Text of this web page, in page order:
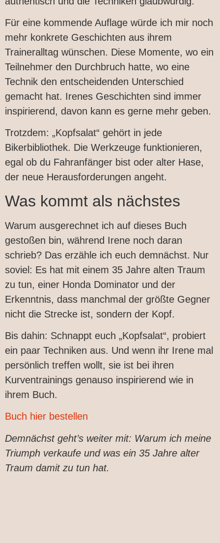
Für eine kommende Auflage würde ich mir noch
mehr konkrete Geschichten aus ihrem
Traineralltag wünschen. Diese Momente, wo ein
Teilnehmer den Durchbruch hatte, wo eine
Technik den entscheidenden Unterschied
gemacht hat. Irenes Geschichten sind immer
inspirierend, davon kann es gerne mehr geben.
Trotzdem: „Kopfsalat“ gehört in jede
Bikerbibliothek. Die Werkzeuge funktionieren,
egal ob du Fahranfänger bist oder alter Hase,
der neue Herausforderungen angeht.
Was kommt als nächstes
Warum ausgerechnet ich auf dieses Buch
gestoßen bin, während Irene noch daran
schrieb? Das erzähle ich euch demnächst. Nur
soviel: Es hat mit einem 35 Jahre alten Traum
zu tun, einer Honda Dominator und der
Erkenntnis, dass manchmal der größte Gegner
nicht die Strecke ist, sondern der Kopf.
Bis dahin: Schnappt euch „Kopfsalat“, probiert
ein paar Techniken aus. Und wenn ihr Irene mal
persönlich treffen wollt, sie ist bei ihren
Kurventrainings genauso inspirierend wie in
ihrem Buch.
Buch hier bestellen
Demnächst geht’s weiter mit: Warum ich meine
Triumph verkaufe und was ein 35 Jahre alter
Traum damit zu tun hat.